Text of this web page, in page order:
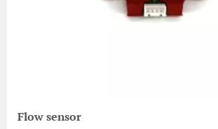
Flow sensor